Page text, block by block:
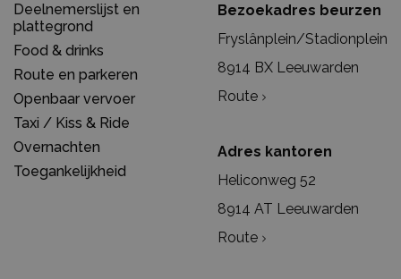
Deelnemerslijst en
plattegrond
Food & drinks
Route en parkeren
Openbaar vervoer
Taxi / Kiss & Ride
Overnachten
Toegankelijkheid
Bezoekadres beurzen
Fryslânplein/Stadionplein
8914 BX Leeuwarden
Route
Adres kantoren
Heliconweg 52
8914 AT Leeuwarden
Route